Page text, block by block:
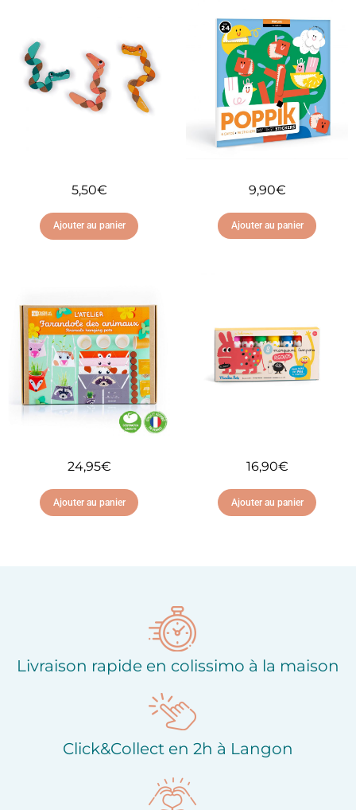
5,50€
Ajouter au panier
Ajouter à ma liste
d'envies
9,90€
Ajouter au panier
d'envies
24,95€
Ajouter au panier
16,90€
Ajouter au panier
Livraison rapide en colissimo à la maison
Click&Collect en 2h à Langon